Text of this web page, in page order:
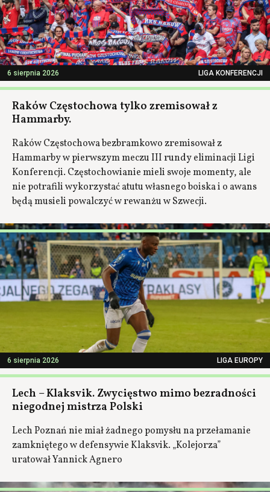
6 sierpnia 2026 LIGA KONFERENCJI
Raków Częstochowa tylko zremisował z
Hammarby.
Raków Częstochowa bezbramkowo zremisował z
Hammarby w pierwszym meczu III rundy eliminacji Ligi
Konferencji. Częstochowianie mieli swoje momenty, ale
nie potrafili wykorzystać atutu własnego boiska i o awans
będą musieli powalczyć w rewanżu w Szwecji.
6 sierpnia 2026 LIGA EUROPY
Lech – Klaksvik. Zwycięstwo mimo bezradności
niegodnej mistrza Polski
Lech Poznań nie miał żadnego pomysłu na przełamanie
zamkniętego w defensywie Klaksvik. „Kolejorza”
uratował Yannick Agnero